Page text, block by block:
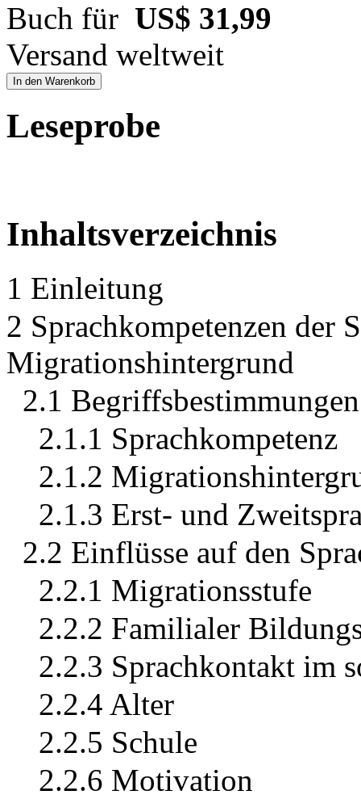
Buch für US$ 31,99
Versand weltweit
In den Warenkorb
Leseprobe
Inhaltsverzeichnis
1 Einleitung
2 Sprachkompetenzen der
Migrationshintergrund
2.1 Begriffsbestimmungen
2.1.1 Sprachkompetenz
2.1.2
2.1.3 Erst- und
2.2 Einflüsse auf den
2.2.1 Migrationsstufe
2.2.2 Familialer
2.2.3 Sprachkontakt im
2.2.4 Alter
2.2.5 Schule
2.2.6 Motivation